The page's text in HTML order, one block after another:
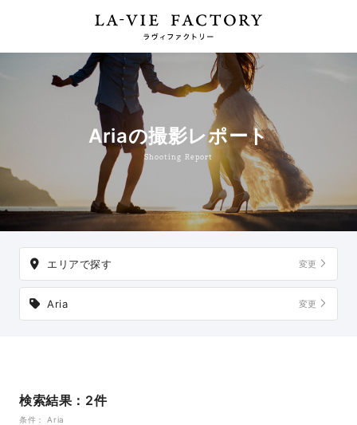
Shooting Report
Ariaの撮影レポート
エリアで探す 変更
Aria 変更
検索結果：2件
条件： Aria